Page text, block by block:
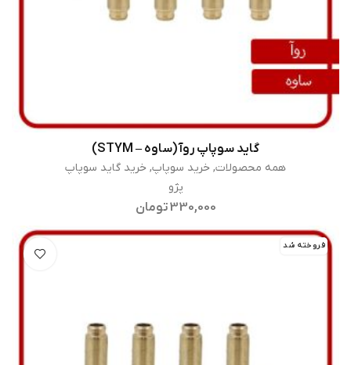
اطلاعات بیشتر
گاید سوپاپ روآ (ساوه – STYM)
همه محصولات, خرید سوپاپ, خرید گاید سوپاپ
پژو
330,000تومان
فروخته شد